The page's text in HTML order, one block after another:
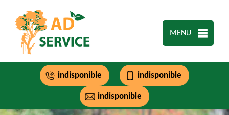
MENU
indisponible indisponible
indisponible